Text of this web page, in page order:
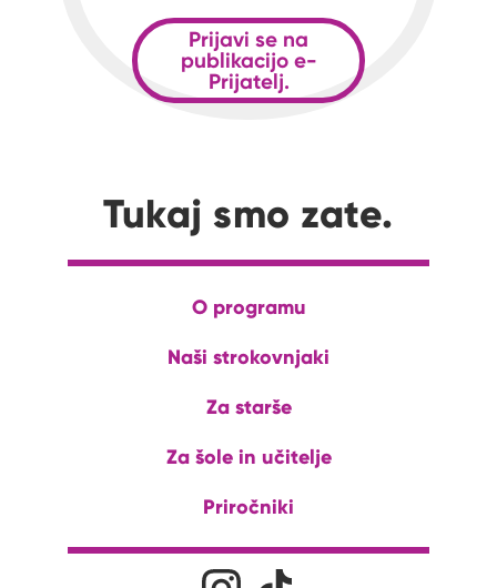
Prijavi se na
publikacijo e-
Prijatelj.
Tukaj smo zate.
O programu
Naši strokovnjaki
Za starše
Za šole in učitelje
Priročniki
Družabna omrežja